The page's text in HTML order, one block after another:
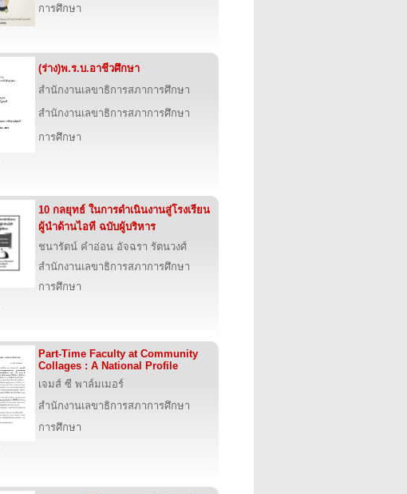
การศึกษา
(ร่าง)พ.ร.บ.อาชีวศึกษา
สำนักงานเลขาธิการสภาการศึกษา
สำนักงานเลขาธิการสภาการศึกษา
การศึกษา
10 กลยุทธ์ ในการดำเนินงานสู่โรงเรียน
ผู้นำด้านไอที ฉบับผู้บริหาร
ชนารัตน์ คำอ่อน อัจฉรา รัตนวงศ์
สำนักงานเลขาธิการสภาการศึกษา
การศึกษา
Part-Time Faculty at Community
Collages : A National Profile
เจมส์ ซี พาล์มเมอร์
สำนักงานเลขาธิการสภาการศึกษา
การศึกษา